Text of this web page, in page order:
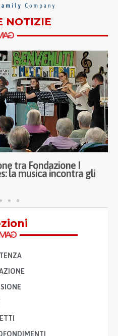
NOTIZIE
i nuovi Ospedali di
Melloni e Sassi: Proges al
Sacco nel welfare